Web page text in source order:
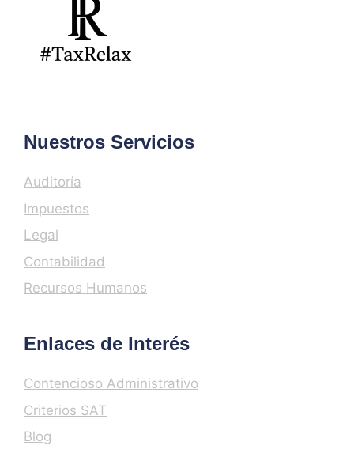
Nuestros Servicios
Auditoría
Impuestos
Legal
Contabilidad
Recursos Humanos
Enlaces de Interés
Contencioso Administrativo
Criterios SAT
Blog